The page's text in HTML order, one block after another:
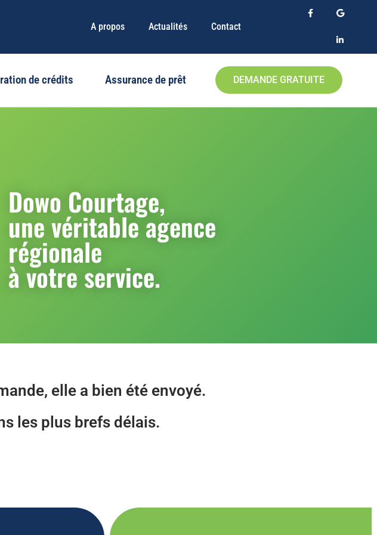
A propos Actualités Contact
de crédits Assurance de prêt DEMANDE GRATUITE
Dowo Courtage,
une véritable agence
régionale
à votre service.
elle a bien été envoyé.
les plus brefs délais.